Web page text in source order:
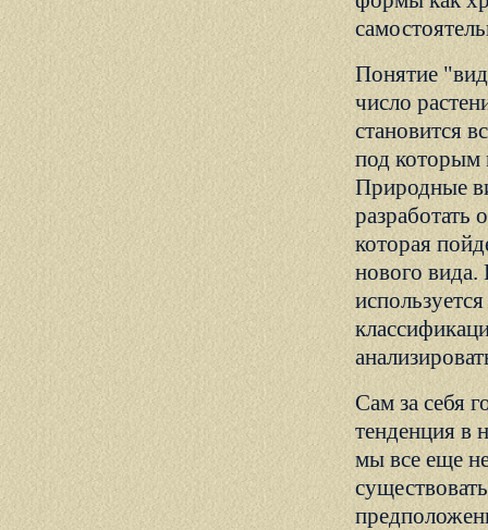
Понятие
число
становится
под которым
Природные
разработать
которая
нового вида.
Сам за себя
тенденция в
мы все еще